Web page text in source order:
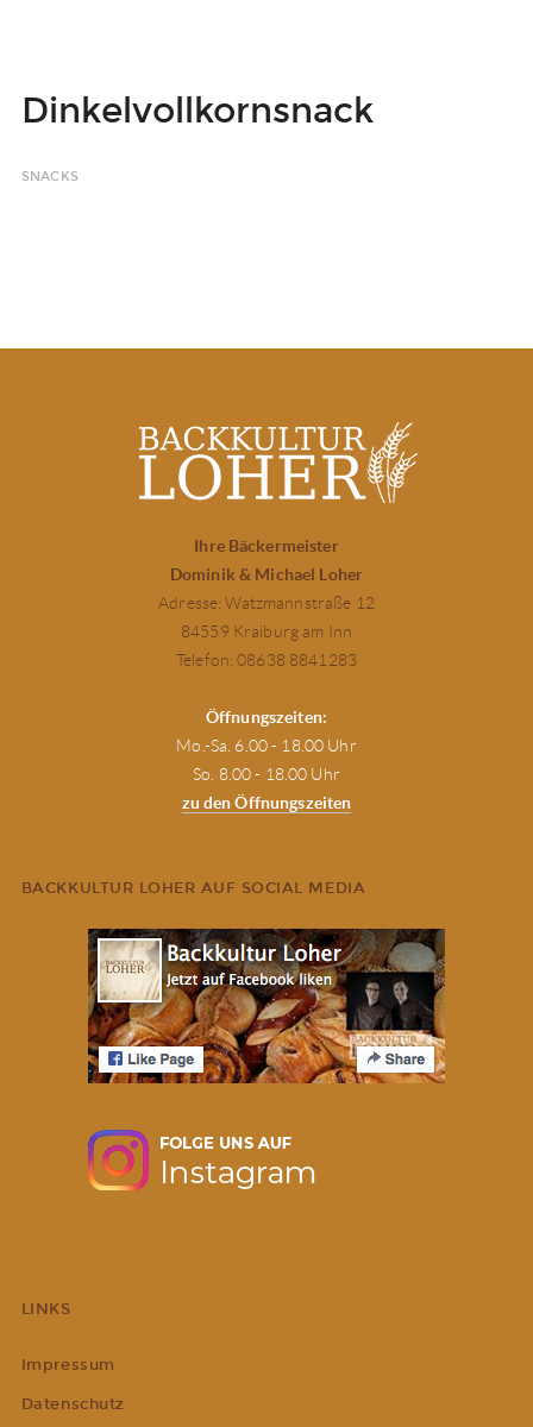
Dinkelvollkornsnack
SNACKS
Ihre Bäckermeister
Dominik & Michael Loher
Adresse: Watzmannstraße 12
84559 Kraiburg am Inn
Telefon: 08638 8841283
Öffnungszeiten:
Mo.-Sa. 6.00 - 18.00 Uhr
So. 8.00 - 18.00 Uhr
zu den Öffnungszeiten
BACKKULTUR LOHER AUF SOCIAL MEDIA
LINKS
Impressum
Datenschutz